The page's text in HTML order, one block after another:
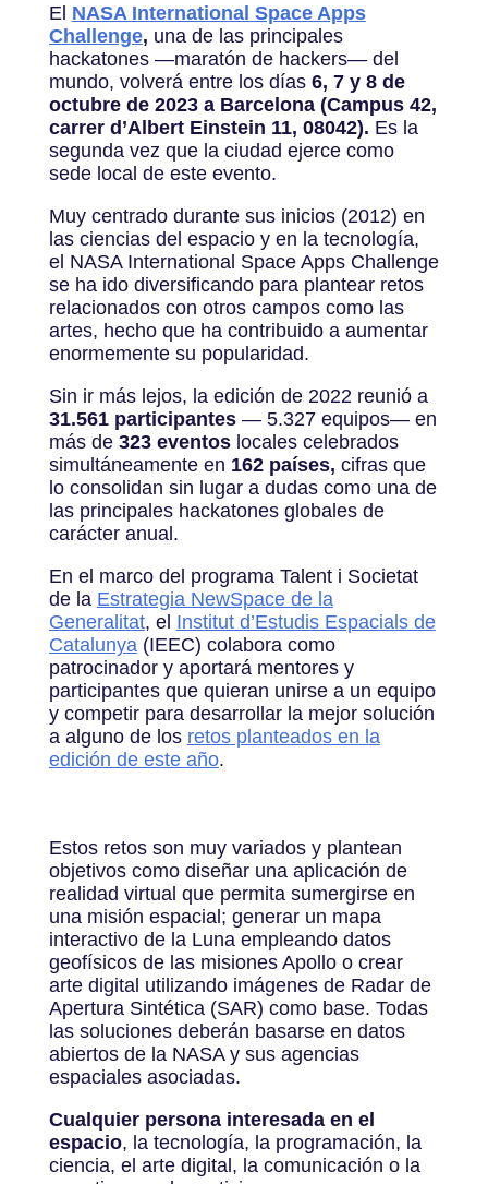
El NASA International Space Apps
Challenge, una de las principales
hackatones —maratón de hackers— del
mundo, volverá entre los días 6, 7 y 8 de
octubre de 2023 a Barcelona (Campus 42,
carrer d’Albert Einstein 11, 08042). Es la
segunda vez que la ciudad ejerce como
sede local de este evento.
Muy centrado durante sus inicios (2012) en
las ciencias del espacio y en la tecnología,
el NASA International Space Apps Challenge
se ha ido diversificando para plantear retos
relacionados con otros campos como las
artes, hecho que ha contribuido a aumentar
enormemente su popularidad.
Sin ir más lejos, la edición de 2022 reunió a
31.561 participantes— 5.327 equipos— en
más de 323 eventos locales celebrados
simultáneamente en 162 países, cifras que
lo consolidan sin lugar a dudas como una de
las principales hackatones globales de
carácter anual.
En el marco del programa Talent i Societat
de la Estrategia NewSpace de la
Generalitat, el Institut d’Estudis Espacials de
Catalunya (IEEC) colabora como
patrocinador y aportará mentores y
participantes que quieran unirse a un equipo
y competir para desarrollar la mejor solución
a alguno de los retos planteados en la
edición de este año.
Estos retos son muy variados y plantean
objetivos como diseñar una aplicación de
realidad virtual que permita sumergirse en
una misión espacial; generar un mapa
interactivo de la Luna empleando datos
geofísicos de las misiones Apollo o crear
arte digital utilizando imágenes de Radar de
Apertura Sintética (SAR) como base. Todas
las soluciones deberán basarse en datos
abiertos de la NASA y sus agencias
espaciales asociadas.
Cualquier persona interesada en el
espacio, la tecnología, la programación, la
ciencia, el arte digital, la comunicación o la